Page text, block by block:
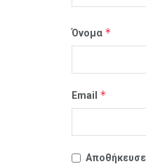
Όνομα *
Email *
Αποθήκευσε